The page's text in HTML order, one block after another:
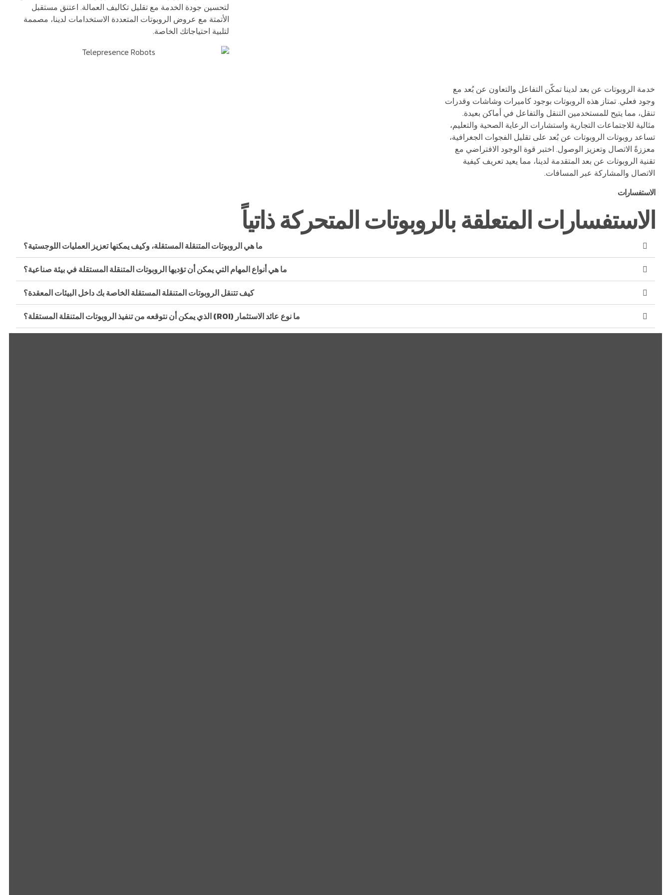
لتحسين جودة الخدمة مع تقليل تكاليف العمالة. اعتنق مستقبل
الأتمتة مع عروض الروبوتات المتعددة الاستخدامات لدينا، مصممة
لتلبية احتياجاتك الخاصة.
خدمة الروبوتات عن بعد لدينا تمكّن التفاعل والتعاون عن بُعد مع
وجود فعلي. تمتاز هذه الروبوتات بوجود كاميرات وشاشات وقدرات
تنقل، مما يتيح للمستخدمين التنقل والتفاعل في أماكن بعيدة.
مثالية للاجتماعات التجارية واستشارات الرعاية الصحية والتعليم،
تساعد روبوتات الروبوتات عن بُعد على تقليل الفجوات الجغرافية،
معززةً الاتصال وتعزيز الوصول. اختبر قوة الوجود الافتراضي مع
تقنية الروبوتات عن بعد المتقدمة لدينا، مما يعيد تعريف كيفية
الاتصال والمشاركة عبر المسافات.
الاستفسارات
الاستفسارات المتعلقة بالروبوتات المتحركة ذاتياً
ما هي الروبوتات المتنقلة المستقلة، وكيف يمكنها تعزيز العمليات اللوجستية؟
ما هي أنواع المهام التي يمكن أن تؤديها الروبوتات المتنقلة المستقلة في بيئة صناعية؟
كيف تتنقل الروبوتات المتنقلة المستقلة الخاصة بك داخل البيئات المعقدة؟
ما نوع عائد الاستثمار (ROI) الذي يمكن أن نتوقعه من تنفيذ الروبوتات المتنقلة المستقلة؟